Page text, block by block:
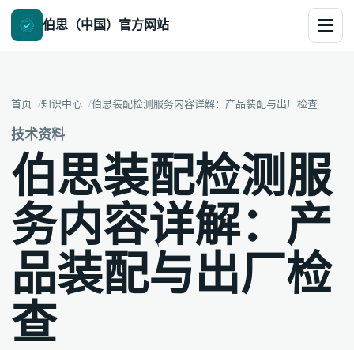
伯思（中国）官方网站
首页 知识中心 伯思装配检测服务内容详解：产品装配与出厂检查
技术资料
伯思装配检测服
务内容详解：产
品装配与出厂检
查